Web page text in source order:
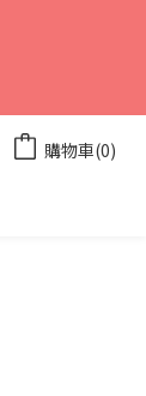
購物車(0)